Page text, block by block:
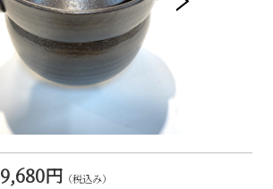
9,680円 （税込み）